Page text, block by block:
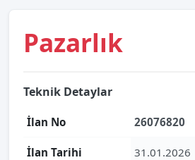
Pazarlık
Teknik Detaylar
İlan No 26076820
İlan Tarihi 31.01.2026